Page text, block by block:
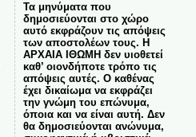
Τα μηνύματα που
δημοσιεύονται στο χώρο
αυτό εκφράζουν τις απόψεις
των αποστολέων τους. Η
ΑΡΧΑΙΑ ΙΘΩΜΗ δεν υιοθετεί
καθ’ οιονδήποτε τρόπο τις
απόψεις αυτές. Ο καθένας
έχει δικαίωμα να εκφράζει
την γνώμη του επώνυμα,
όποια και να είναι αυτή. Δεν
θα δημοσιεύονται ανώνυμα,